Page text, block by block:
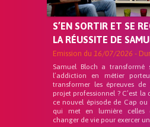
S’EN SORTIR ET SE
LA RÉUSSITE DE
Emission du 16/07/2026 -
Samuel Bloch a transformé
l’addiction en métier
transformer les épreuves
projet professionnel ? C’est
ce nouvel épisode de Cap ou
qui met en lumière celles
changer de vie pour exercer